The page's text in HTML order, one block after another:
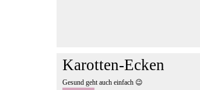
Karotten-Ecken
Gesund geht auch einfach 😉